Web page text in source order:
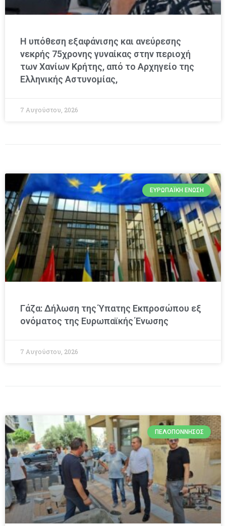
Η υπόθεση εξαφάνισης και ανεύρεσης
νεκρής 75χρονης γυναίκας στην περιοχή
των Χανίων Κρήτης, από το Αρχηγείο της
Ελληνικής Αστυνομίας,
7 Αυγούστου, 2026
ΕΥΡΩΠΑΪΚΉ ΈΝΩΣΗ
Γάζα: Δήλωση της Ύπατης Εκπροσώπου εξ
ονόματος της Ευρωπαϊκής Ένωσης
7 Αυγούστου, 2026
ΠΕΛΟΠΌΝΝΗΣΟΣ